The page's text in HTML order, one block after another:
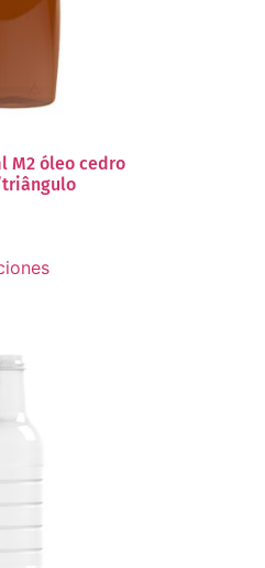
M2 óleo cedro
triângulo